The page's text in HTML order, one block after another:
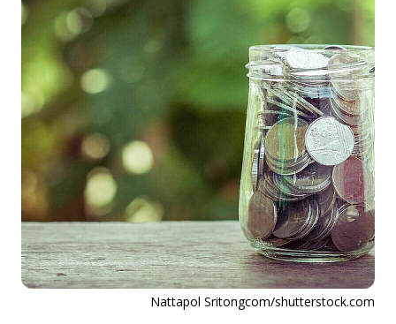
Nattapol Sritongcom/shutterstock.com